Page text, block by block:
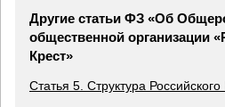
Другие статьи ФЗ «Об
общественной организации
Крест»
Статья 5. Структура